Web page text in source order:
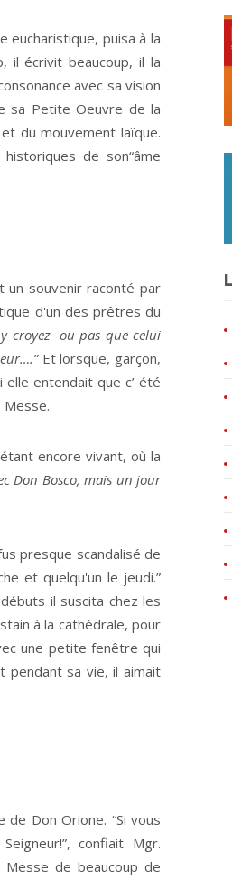
puisa à la
il écrivit beaucoup, il la
avec sa vision
sa Petite Oeuvre de la
du mouvement laïque.
de son“âme
un souvenir raconté par
d'un des prêtres du
y croyez ou pas que celui
Et lorsque, garçon,
elle entendait que c’ été
encore vivant, où la
Don Bosco, mais un jour
presque scandalisé de
et quelqu'un le jeudi.”
il suscita chez les
à la cathédrale, pour
une petite fenêtre qui
pendant sa vie, il aimait
Don Orione. “Si vous
confiait Mgr.
Messe de beaucoup de